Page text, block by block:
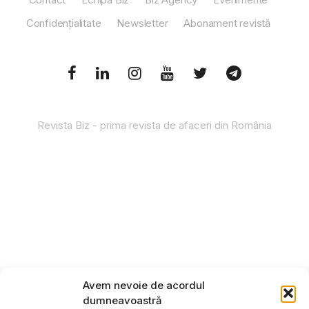
Avem nevoie de acordul
dumneavoastră
Confidențialitate
Newsletter Abonament revistă
Revista Biz - prima revista de afaceri din România